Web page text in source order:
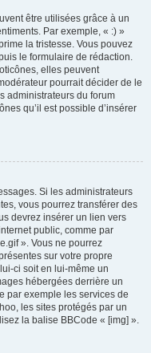
être utilisées grâce à un
Par exemple, « :) »
la tristesse. Vous pouvez
le formulaire de rédaction.
elles peuvent
pourrait décider de le
administrateurs du forum
qu’il est possible d’insérer
Si les administrateurs
vous pourrez transférer des
devrez insérer un lien vers
public, comme par
». Vous ne pourrez
sur votre propre
ci soit en lui-même un
hébergées derrière un
par exemple les services de
les sites protégés par un
la balise BBCode « [img] ».